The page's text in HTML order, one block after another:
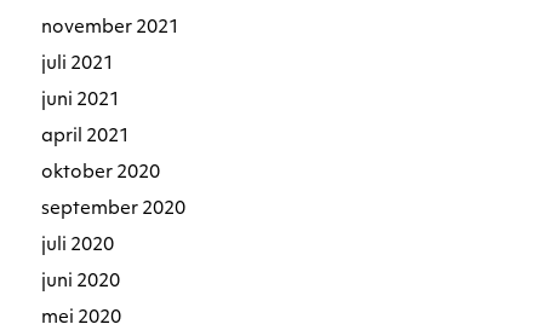
november 2021
juli 2021
juni 2021
april 2021
oktober 2020
september 2020
juli 2020
juni 2020
mei 2020